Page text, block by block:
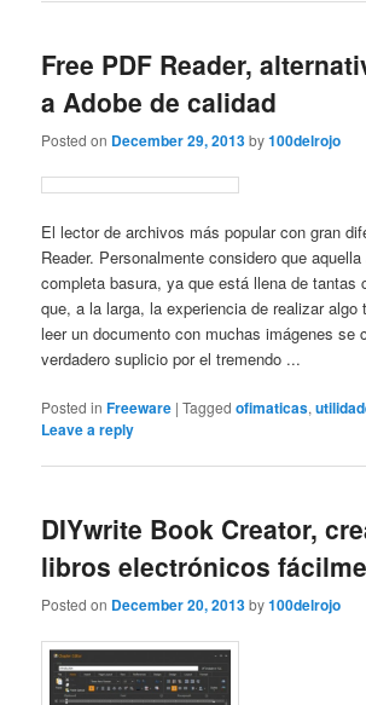
Free PDF Reader,
a Adobe de calidad
Posted on December 29, 2013by100delrojo
El lector de archivos más popular con gran
Reader. Personalmente considero que
completa basura, ya que está llena de tantas
que, a la larga, la experiencia de realizar algo
leer un documento con muchas imágenes se
verdadero suplicio por el tremendo ...
Posted in Freeware |Tagged ofimaticas,
Leave a reply
DIYwrite Book Creator,
libros electrónicos
Posted on December 20, 2013by100delrojo